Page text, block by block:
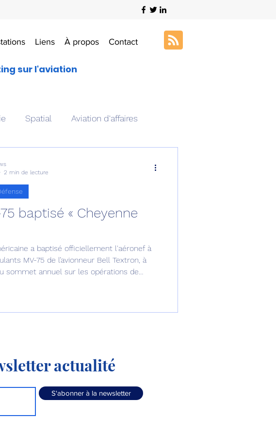
Liens À propos Contact
sur l'aviation
Spatial Aviation d'affaires
Aéronautique de Dubaï 25
de combat Avionneurs
baptisé « Cheyenne
a baptisé officiellement l'aéronef à
MV-75 de l’avionneur Bell Textron, à
sommet annuel sur les opérations de
2 min de lecture
actualité
S'abonner à la newsletter